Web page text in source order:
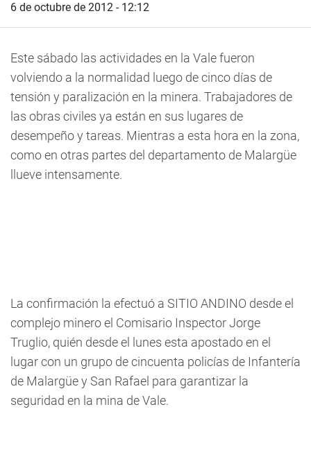
6 de octubre de 2012 - 12:12
Este sábado las actividades en la Vale fueron
volviendo a la normalidad luego de cinco días de
tensión y paralización en la minera. Trabajadores de
las obras civiles ya están en sus lugares de
desempeño y tareas. Mientras a esta hora en la zona,
como en otras partes del departamento de Malargüe
llueve intensamente.
La confirmación la efectuó a SITIO ANDINO desde el
complejo minero el Comisario Inspector Jorge
Truglio, quién desde el lunes esta apostado en el
lugar con un grupo de cincuenta policías de Infantería
de Malargüe y San Rafael para garantizar la
seguridad en la mina de Vale.